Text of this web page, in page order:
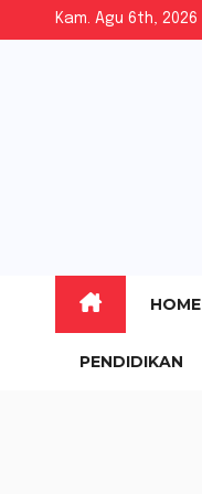
Kam. Agu 6th, 2026
HOME
PENDIDIKAN